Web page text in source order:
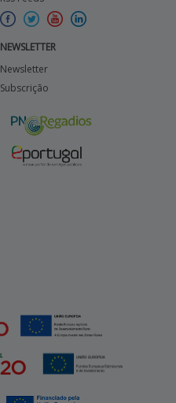
NEWSLETTER
Newsletter
Subscrição